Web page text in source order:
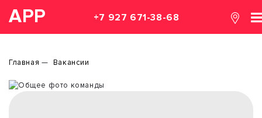
АРР +7 927 671-38-68
Главная Вакансии